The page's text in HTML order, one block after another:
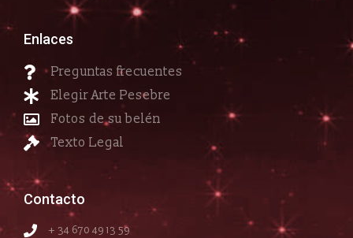
Enlaces
Preguntas frecuentes
Elegir Arte Pesebre
Fotos de su belén
Texto Legal
Contacto
+ 34 670 49 13 59